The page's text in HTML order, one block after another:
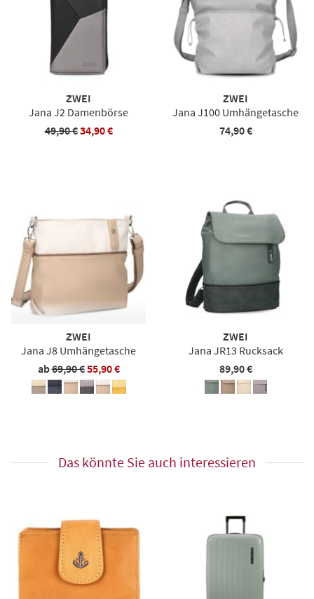
ZWEI
Jana J2 Damenbörse
49,90 €34,90 €
ZWEI
Jana J100 Umhängetasche
74,90 €
ZWEI
Jana J8 Umhängetasche
ab69,90 €55,90 €
ZWEI
Jana JR13 Rucksack
89,90 €
Das könnte Sie auch interessieren